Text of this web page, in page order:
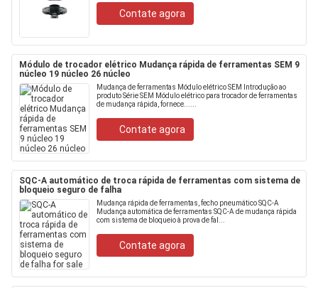
Contate agora
Módulo de trocador elétrico Mudança rápida de ferramentas SEM 9
núcleo 19 núcleo 26 núcleo
Mudança de ferramentas Módulo elétrico SEM Introdução ao
produto Série SEM Módulo elétrico para trocador de ferramentas
de mudança rápida, fornece......
Contate agora
SQC-A automático de troca rápida de ferramentas com sistema de
bloqueio seguro de falha
Mudança rápida de ferramentas, fecho pneumático SQC-A
Mudança automática de ferramentas SQC-A de mudança rápida
com sistema de bloqueio à prova de fal...
Contate agora